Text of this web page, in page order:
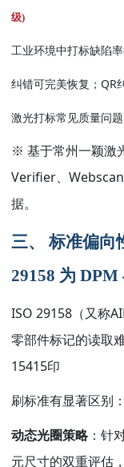
级)
工业环境中打标缺陷
纠错可完美恢复； QR
激光打标常见质量问题
※ 基于常州一颖激
Verifier
Webscan
据。
三、 标准偏向
29158 为 DPM
ISO 29158 （又称
零部件标记的读取
15415印
刷标准有显著区别：
动态光圈策略：针
元尺寸的双重评估